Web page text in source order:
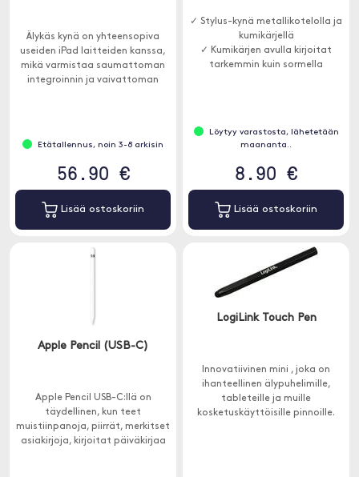
Älykäs kynä on yhteensopiva
useiden iPad laitteiden kanssa,
mikä varmistaa saumattoman
integroinnin ja vaivattoman
Etätallennus, noin 3-8 arkisin
56.90 €
Lisää ostoskoriin
✓ Stylus-kynä metallikotelolla ja
kumikärjellä
✓ Kumikärjen avulla kirjoitat
tarkemmin kuin sormella
Löytyy varastosta, lähetetään
maananta..
8.90 €
Lisää ostoskoriin
Apple Pencil (USB-C)
Apple Pencil USB-C:llä on
täydellinen, kun teet
muistiinpanoja, piirrät, merkitset
asiakirjoja, kirjoitat päiväkirjaa
LogiLink Touch Pen
Innovatiivinen mini , joka on
ihanteellinen älypuhelimille,
tableteille ja muille
kosketuskäyttöisille pinnoille.